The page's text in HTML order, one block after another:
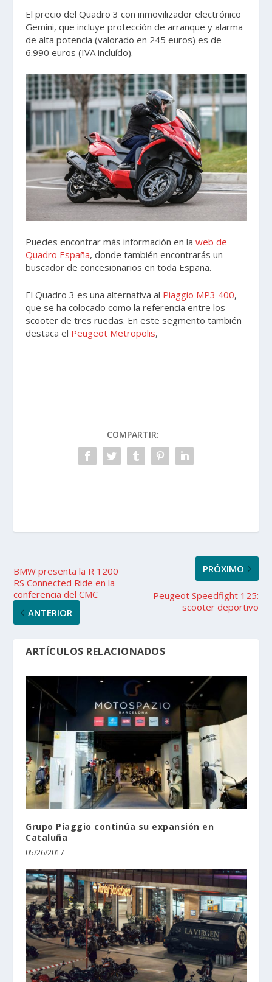
El precio del Quadro 3 con inmovilizador electrónico
Gemini, que incluye protección de arranque y alarma
de alta potencia (valorado en 245 euros) es de
6.990 euros (IVA incluído).
Puedes encontrar más información en laweb de
Quadro España, donde también encontrarás un
buscador de concesionarios en toda España.
El Quadro 3 es una alternativa al Piaggio MP3 400,
que se ha colocado como la referencia entre los
scooter de tres ruedas. En este segmento también
destaca el Peugeot Metropolis,
COMPARTIR:
BMW presenta la R 1200
RS Connected Ride en la
conferencia del CMC
ANTERIOR
PRÓXIMO
Peugeot Speedfight 125:
scooter deportivo
ARTÍCULOS RELACIONADOS
Grupo Piaggio continúa su expansión en
Cataluña
05/26/2017